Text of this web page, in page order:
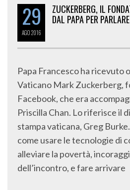
29
AGO2016
ZUCKERBERG, IL
DAL PAPA PER
Papa Francesco ha ricevuto
Vaticano Mark Zuckerberg,
Facebook, che era
Priscilla Chan. Lo riferisce il
stampa vaticana, Greg
come usare le tecnologie di
alleviare la povertà,
dell’incontro, e fare arrivare